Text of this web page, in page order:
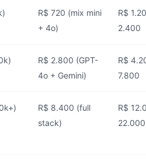
R$ 720 (mix mini
+ 4o)
R$
2.400
R$ 2.800 (GPT-
4o + Gemini)
R$
7.800
R$ 8.400 (full
stack)
R$
22.000